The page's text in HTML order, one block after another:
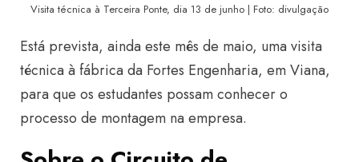
Visita técnica à Terceira Ponte, dia 13 de junho | Foto: divulgação
Está prevista, ainda este mês de maio, uma visita
técnica à fábrica da Fortes Engenharia, em Viana,
para que os estudantes possam conhecer o
processo de montagem na empresa.